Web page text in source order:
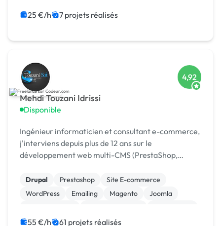
25 €/h 7 projets réalisés
Mehdi Touzani Idrissi
Disponible
4,92
Ingénieur informaticien et consultant e-commerce,
j'interviens depuis plus de 12 ans sur le
développement web multi-CMS (PrestaShop,
complète alliant q
Drupal Prestashop
Site E-commerce
WordPress
Emailing Magento
Joomla
55 €/h 61 projets réalisés